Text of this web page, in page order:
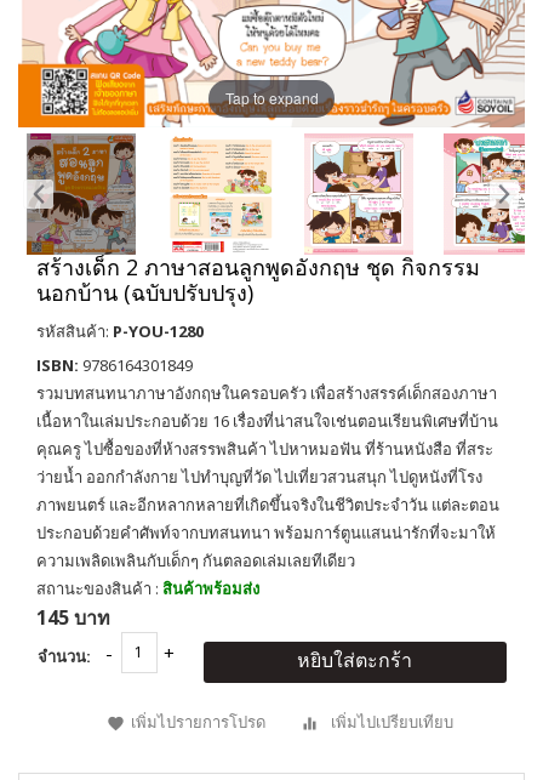
Tap to expand
สร้างเด็ก 2 ภาษาสอนลูกพูดอังกฤษ ชุด กิจกรรม
นอกบ้าน (ฉบับปรับปรุง)
รหัสสินค้า: P-YOU-1280
ISBN: 9786164301849
รวมบทสนทนาภาษาอังกฤษในครอบครัว เพื่อสร้างสรรค์เด็กสองภาษา
เนื้อหาในเล่มประกอบด้วย 16 เรื่องที่น่าสนใจเช่นตอนเรียนพิเศษที่บ้าน
คุณครู ไปซื้อของที่ห้างสรรพสินค้า ไปหาหมอฟัน ที่ร้านหนังสือ ที่สระ
ว่ายน้ำ ออกกำลังกาย ไปทำบุญที่วัด ไปเที่ยวสวนสนุก ไปดูหนังที่โรง
ภาพยนตร์ และอีกหลากหลายที่เกิดขึ้นจริงในชีวิตประจำวัน แต่ละตอน
ประกอบด้วยคำศัพท์จากบทสนทนา พร้อมการ์ตูนแสนน่ารักที่จะมาให้
ความเพลิดเพลินกับเด็กๆ กันตลอดเล่มเลยทีเดียว
สถานะของสินค้า : สินค้าพร้อมส่ง
145 บาท
จำนวน: หยิบใส่ตะกร้า
เพิ่มไปรายการโปรด เพิ่มไปเปรียบเทียบ